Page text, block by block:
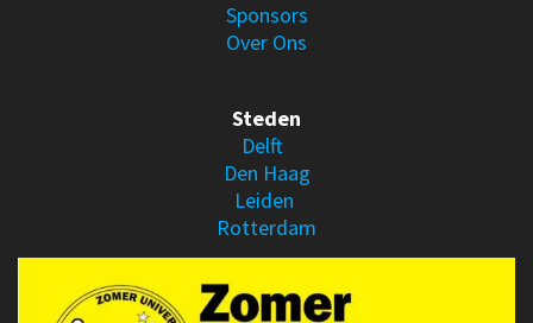
Sponsors
Over Ons
Steden
Delft
Den Haag
Leiden
Rotterdam